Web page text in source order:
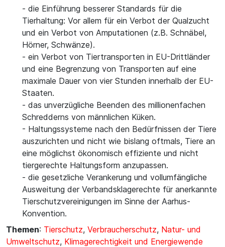
- die Einführung besserer Standards für die
Tierhaltung: Vor allem für ein Verbot der Qualzucht
und ein Verbot von Amputationen (z.B. Schnäbel,
Hörner, Schwänze).
- ein Verbot von Tiertransporten in EU-Drittländer
und eine Begrenzung von Transporten auf eine
maximale Dauer von vier Stunden innerhalb der EU-
Staaten.
- das unverzügliche Beenden des millionenfachen
Schredderns von männlichen Küken.
- Haltungssysteme nach den Bedürfnissen der Tiere
auszurichten und nicht wie bislang oftmals, Tiere an
eine möglichst ökonomisch effiziente und nicht
tiergerechte Haltungsform anzupassen.
- die gesetzliche Verankerung und vollumfängliche
Ausweitung der Verbandsklagerechte für anerkannte
Tierschutzvereinigungen im Sinne der Aarhus-
Konvention.
Themen: Tierschutz, Verbraucherschutz, Natur- und
Umweltschutz, Klimagerechtigkeit und Energiewende